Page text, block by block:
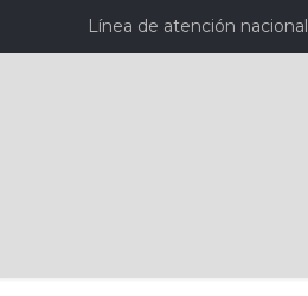
Línea de atención nacional